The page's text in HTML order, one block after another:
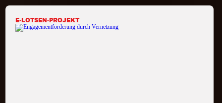
E-LOTSEN-PROJEKT